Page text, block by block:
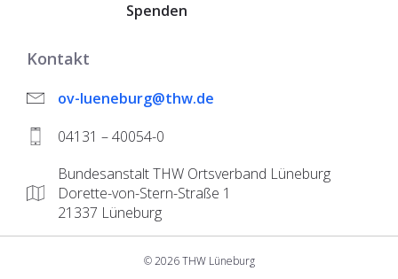
Spenden
Kontakt
ov-lueneburg@thw.de
04131 – 40054-0
Bundesanstalt THW Ortsverband Lüneburg
Dorette-von-Stern-Straße 1
21337 Lüneburg
© 2026 THW Lüneburg